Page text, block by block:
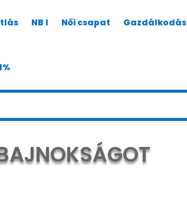
NB I Női csapat Gazdálkodás